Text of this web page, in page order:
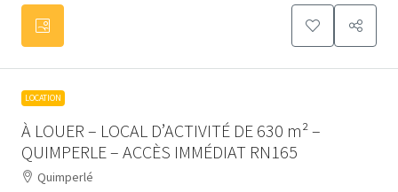
LOCATION
À LOUER – LOCAL D’ACTIVITÉ DE 630 m² –
QUIMPERLE – ACCÈS IMMÉDIAT RN165
Quimperlé